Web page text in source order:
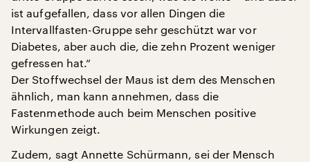
ist aufgefallen, dass vor allen Dingen die
Intervallfasten-Gruppe sehr geschützt war vor
Diabetes, aber auch die, die zehn Prozent weniger
gefressen hat.“
Der Stoffwechsel der Maus ist dem des Menschen
ähnlich, man kann annehmen, dass die
Fastenmethode auch beim Menschen positive
Wirkungen zeigt.
Zudem, sagt Annette Schürmann, sei der Mensch